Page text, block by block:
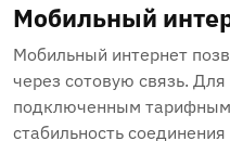
Мобильный
Мобильный интернет
через сотовую связь. Для
подключенным тарифным
стабильность